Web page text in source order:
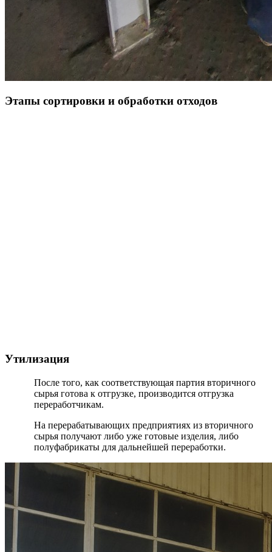
Этапы сортировки и обработки отходов
Утилизация
После того, как соответствующая партия вторичного
сырья готова к отгрузке, производится отгрузка
переработчикам.
На перерабатывающих предприятиях из вторичного
сырья получают либо уже готовые изделия, либо
полуфабрикаты для дальнейшей переработки.